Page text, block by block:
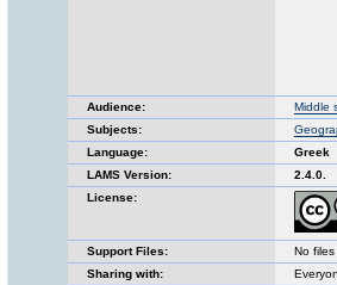
Audience:
Middle
Subjects:
Language:
Greek
LAMS Version:
2.4.0.
License:
Support Files:
No files
Sharing with: